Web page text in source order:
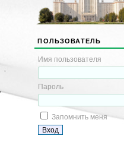
ПОЛЬЗОВАТЕЛЬ
Имя пользователя
Пароль
Запомнить меня